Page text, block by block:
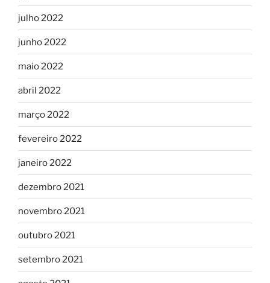
julho 2022
junho 2022
maio 2022
abril 2022
março 2022
fevereiro 2022
janeiro 2022
dezembro 2021
novembro 2021
outubro 2021
setembro 2021